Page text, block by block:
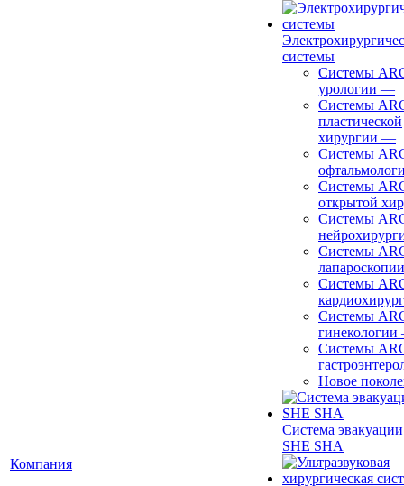
Компания
системы
Системы
урологии —
Системы
пластической
хирургии —
Системы
Системы
открытой
Системы
Системы
лапароскопии
Системы
Системы
гинекологии
Системы
Новое
Система
SHE SHA